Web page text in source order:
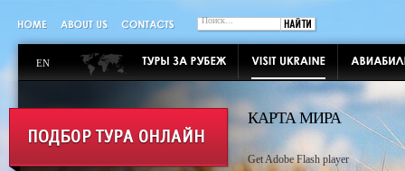
EN
КАРТА МИРА
Get Adobe Flash player